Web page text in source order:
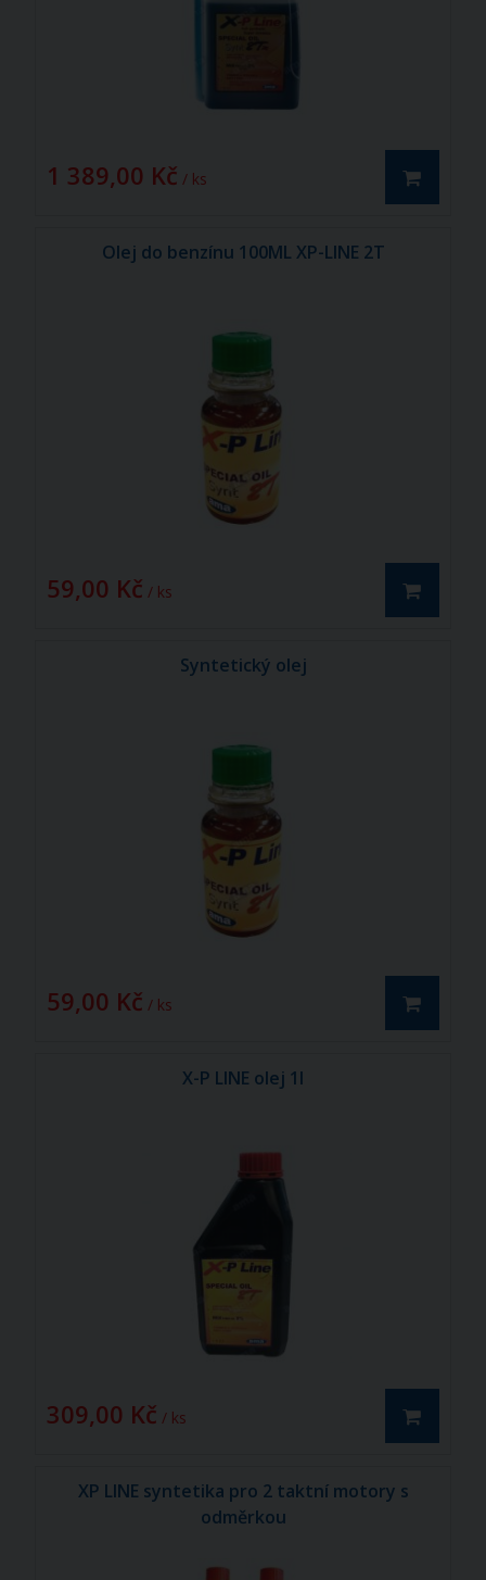
1 389,00 Kč / ks
Olej do benzínu 100ML XP-LINE 2T
59,00 Kč / ks
Syntetický olej
59,00 Kč / ks
X-P LINE olej 1l
309,00 Kč / ks
XP LINE syntetika pro 2 taktní motory s
odměrkou